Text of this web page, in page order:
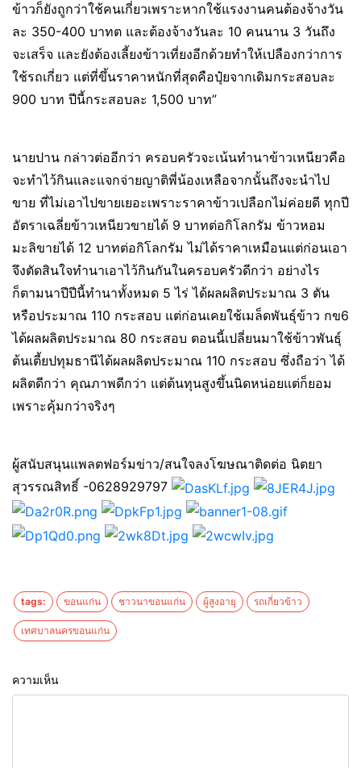
ข้าวก็ยังถูกว่าใช้คนเกี่ยวเพราะหากใช้แรงงานคนต้องจ้างวัน
ละ 350-400 บาทต และต้องจ้างวันละ 10 คนนาน 3 วันถึง
จะเสร็จ และยังต้องเลี้ยงข้าวเที่ยงอีกด้วยทำให้เปลืองกว่าการ
ใช้รถเกี่ยว แต่ที่ขึ้นราคาหนักที่สุดคือปุ๋ยจากเดิมกระสอบละ
900 บาท ปีนี้กระสอบละ 1,500 บาท”
นายปาน กล่าวต่ออีกว่า ครอบครัวจะเน้นทำนาข้าวเหนียวคือ
จะทำไว้กินและแจกจ่ายญาติพี่น้องเหลือจากนั้นถึงจะนำไป
ขาย ที่ไม่เอาไปขายเยอะเพราะราคาข้าวเปลือกไม่ค่อยดี ทุกปี
อัตราเฉลี่ยข้าวเหนียวขายได้ 9 บาทต่อกิโลกรัม ข้าวหอม
มะลิขายได้ 12 บาทต่อกิโลกรัม ไม่ได้ราคาเหมือนแต่ก่อนเอา
จึงตัดสินใจทำนาเอาไว้กินกันในครอบครัวดีกว่า อย่างไร
ก็ตามนาปีปีนี้ทำนาทั้งหมด 5 ไร่ ได้ผลผลิตประมาณ 3 ตัน
หรือประมาณ 110 กระสอบ แต่ก่อนเคยใช้เมล็ดพันธุ์ข้าว กข6
ได้ผลผลิตประมาณ 80 กระสอบ ตอนนี้เปลี่ยนมาใช้ข้าวพันธุ์
ต้นเตี้ยปทุมธานีได้ผลผลิตประมาณ 110 กระสอบ ซึ่งถือว่า ได้
ผลิตดีกว่า คุณภาพดีกว่า แต่ต้นทุนสูงขึ้นนิดหน่อยแต่ก็ยอม
เพราะคุ้มกว่าจริงๆ
ผู้สนับสนุนแพลตฟอร์มข่าว/สนใจลงโฆษณาติดต่อ นิตยา
สุวรรณสิทธิ์ -0628929797
tags: ขอนแก่น ชาวนาขอนแก่น ผู้สูงอายุ รถเกี่ยวข้าว
เทศบาลนครขอนแก่น
ความเห็น